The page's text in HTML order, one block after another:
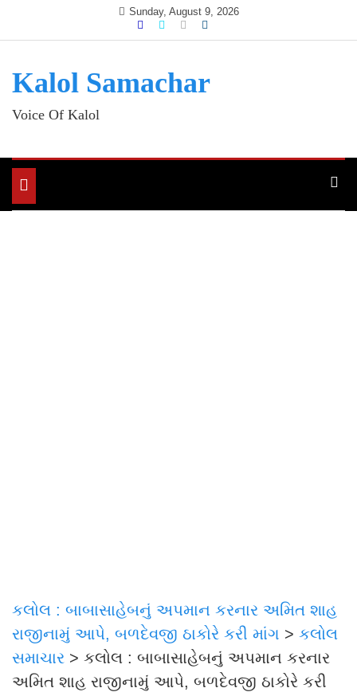
Sunday, August 9, 2026
Kalol Samachar
Voice Of Kalol
Toggle
navigation
કલોલ : બાબાસાહેબનું અપમાન કરનાર અમિત શાહ
રાજીનામું આપે, બળદેવજી ઠાકોરે કરી માંગ > કલોલ
સમાચાર > કલોલ : બાબાસાહેબનું અપમાન કરનાર
અમિત શાહ રાજીનામું આપે, બળદેવજી ઠાકોરે કરી